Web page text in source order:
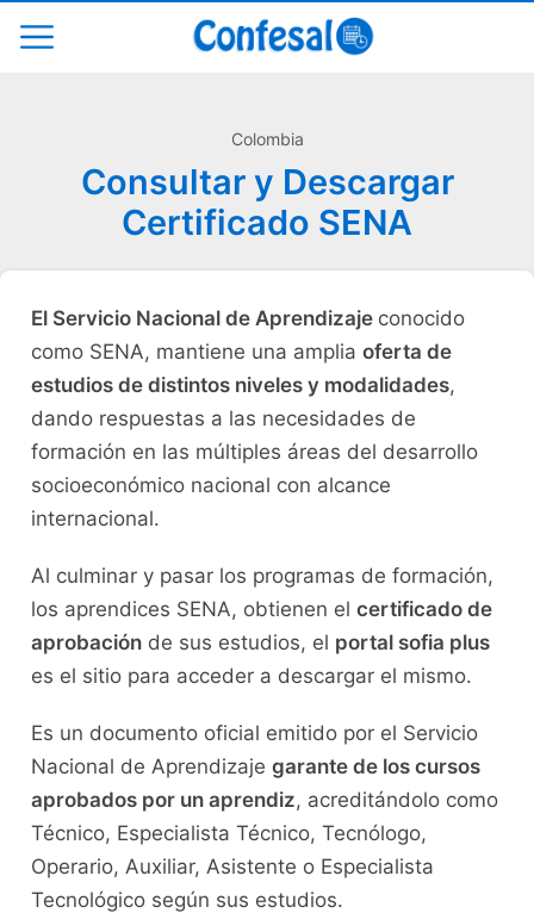
Colombia
Consultar y Descargar
Certificado SENA
El Servicio Nacional de Aprendizaje conocido
como SENA, mantiene una amplia oferta de
estudios de distintos niveles y modalidades,
dando respuestas a las necesidades de
formación en las múltiples áreas del desarrollo
socioeconómico nacional con alcance
internacional.
Al culminar y pasar los programas de formación,
los aprendices SENA, obtienen el certificado de
aprobaciónde sus estudios, el portal sofia plus
es el sitio para acceder a descargar el mismo.
Es un documento oficial emitido por el Servicio
Nacional de Aprendizaje garante de los cursos
aprobados por un aprendiz, acreditándolo como
Técnico, Especialista Técnico, Tecnólogo,
Operario, Auxiliar, Asistente o Especialista
Tecnológico según sus estudios.